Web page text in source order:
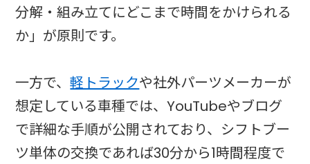
分解・組み立てにどこまで時間をかけられる
か」が原則です。
一方で、軽トラックや社外パーツメーカーが
想定している車種では、YouTubeやブログ
で詳細な手順が公開されており、シフトブー
ツ単体の交換であれば30分から1時間程度で